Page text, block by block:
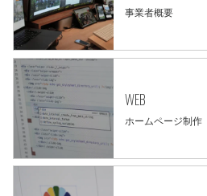
事業者概要
WEB
ホームページ制作